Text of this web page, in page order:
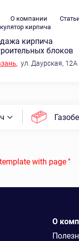
О компании
кирпича
кирпича
блоков
, ул. Даурская, 12А
with page ''
О